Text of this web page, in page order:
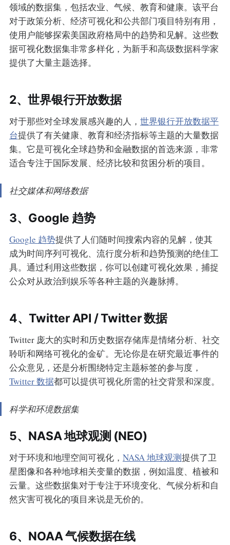
领域的数据集，包括农业、气候、教育和健康。该平台
对于政策分析、经济可视化和公共部门项目特别有用，
使用户能够探索美国政府格局中的趋势和见解。这些数
据可视化数据集非常多样化，为新手和高级数据科学家
提供了大量主题选择。
2、世界银行开放数据
对于那些对全球发展感兴趣的人， 世界银行开放数据平
台提供了有关健康、教育和经济指标等主题的大量数据
集。它是可视化全球趋势和金融数据的首选来源，非常
适合专注于国际发展、经济比较和贫困分析的项目。
社交媒体和网络数据
3、Google 趋势
Google 趋势提供了人们随时间搜索内容的见解，使其
成为时间序列可视化、流行度分析和趋势预测的绝佳工
具。通过利用这些数据，你可以创建可视化效果，捕捉
公众对从政治到娱乐等各种主题的兴趣脉搏。
4、Twitter API / Twitter 数据
Twitter 庞大的实时和历史数据存储库是情绪分析、社交
聆听和网络可视化的金矿。无论你是在研究最近事件的
公众意见，还是分析围绕特定主题标签的参与度，
Twitter 数据都可以提供可视化所需的社交背景和深度。
科学和环境数据集
5、NASA 地球观测 (NEO)
对于环境和地理空间可视化， NASA 地球观测提供了卫
星图像和各种地球相关变量的数据，例如温度、植被和
云量。这些数据集对于专注于环境变化、气候分析和自
然灾害可视化的项目来说是无价的。
6、NOAA 气候数据在线